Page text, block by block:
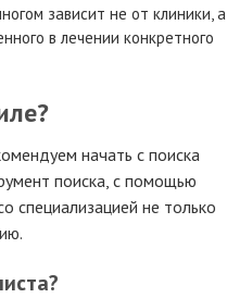
зависит не от клиники, а
в лечении конкретного
начать с поиска
поиска, с помощью
специализацией не только